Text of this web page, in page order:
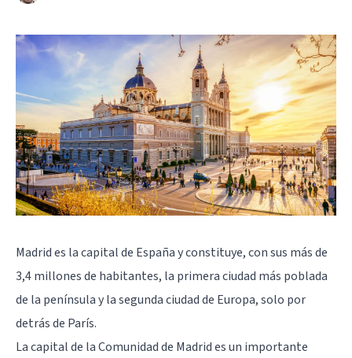
Madrid es la capital de España y constituye, con sus más de
3,4 millones de habitantes, la primera ciudad más poblada
de la península y la segunda ciudad de Europa, solo por
detrás de París.
La capital de la Comunidad de Madrid es un importante